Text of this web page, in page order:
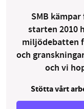
SMB
starten 2010
miljödebatten
och
och vi
Stötta vårt